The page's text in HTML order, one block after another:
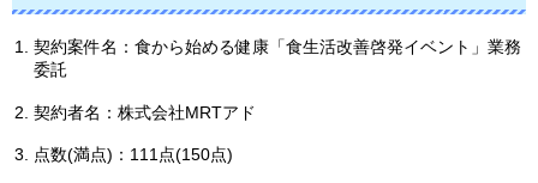
契約案件名：食から始める健康「食生活改善啓発イベント」業務
委託
契約者名：株式会社MRTアド
点数(満点)：111点(150点)